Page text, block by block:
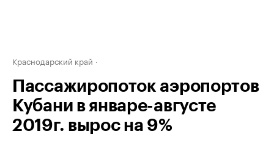
Краснодарский край
Пассажиропоток аэропортов
Кубани в январе-августе
2019г. вырос на 9%